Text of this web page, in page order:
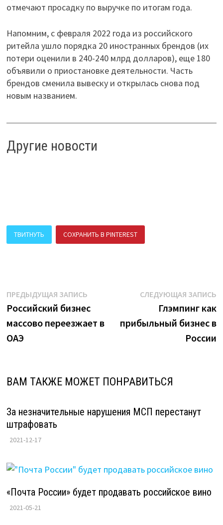
отмечают просадку по выручке по итогам года.
Напомним, с февраля 2022 года из российского
ритейла ушло порядка 20 иностранных брендов (их
потери оценили в 240-240 млрд долларов), еще 180
объявили о приостановке деятельности. Часть
брендов сменила вывеску и открылась снова под
новым названием.
Другие новости
ТВИТНУТЬ СОХРАНИТЬ В PINTEREST
Навигация
по
записям
ПРЕДЫДУЩАЯ ЗАПИСЬПредыдущая
запись:
Российский бизнес
массово переезжает в
ОАЭ
СЛЕДУЮЩАЯ ЗАПИСЬ
Глэмпинг как
прибыльный бизнес в
России
ВАМ ТАКЖЕ МОЖЕТ ПОНРАВИТЬСЯ
За незначительные нарушения МСП перестанут
штрафовать
2021-12-17
«Почта России» будет продавать российское вино
2021-05-21